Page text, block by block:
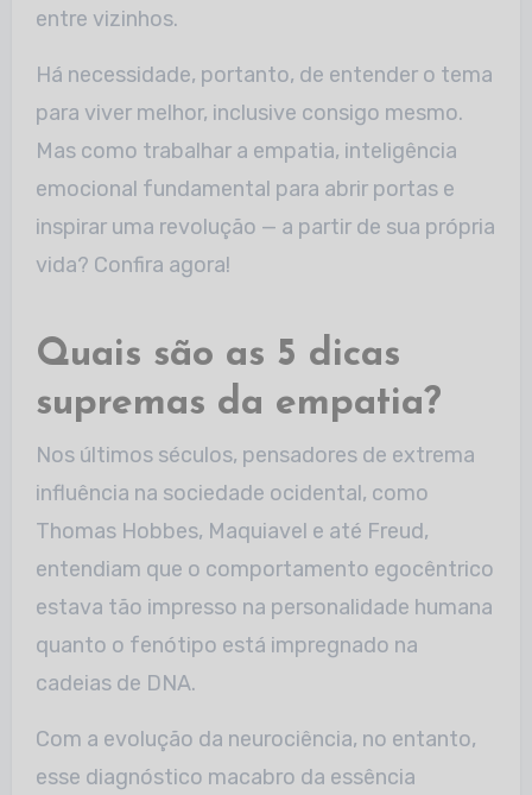
entre vizinhos.
Há necessidade, portanto, de entender o tema
para viver melhor, inclusive consigo mesmo.
Mas como trabalhar a empatia, inteligência
emocional fundamental para abrir portas e
inspirar uma revolução — a partir de sua própria
vida? Confira agora!
Quais são as 5 dicas
supremas da empatia?
Nos últimos séculos, pensadores de extrema
influência na sociedade ocidental, como
Thomas Hobbes, Maquiavel e até Freud,
entendiam que o comportamento egocêntrico
estava tão impresso na personalidade humana
quanto o fenótipo está impregnado na
cadeias de DNA.
Com a evolução da neurociência, no entanto,
esse diagnóstico macabro da essência